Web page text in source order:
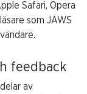
Safari, Opera
som JAWS
feedback
av